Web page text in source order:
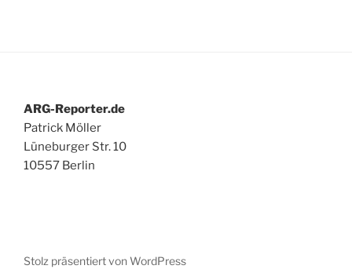
ARG-Reporter.de
Patrick Möller
Lüneburger Str. 10
10557 Berlin
Stolz präsentiert von WordPress